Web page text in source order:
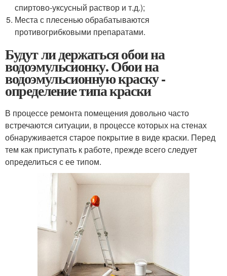
спиртово-уксусный раствор и т.д.);
Места с плесенью обрабатываются
противогрибковыми препаратами.
Будут ли держаться обои на
водоэмульсионку. Обои на
водоэмульсионную краску -
определение типа краски
В процессе ремонта помещения довольно часто
встречаются ситуации, в процессе которых на стенах
обнаруживается старое покрытие в виде краски. Перед
тем как приступать к работе, прежде всего следует
определиться с ее типом.